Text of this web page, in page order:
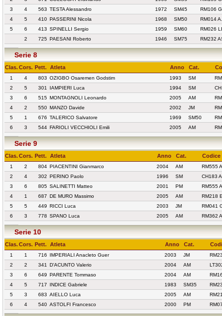
3
4 563 TESTA Alessandro 1972 SM45
RM106
4
5 410 PASSERINI Nicola 1968 SM50
RM014
5
6 413 SPINELLI Sergio 1959 SM60
RM026
2
725 PAESANI Roberto 1946 SM75 RM232
Serie 8
Clas.Cors. Pett. Atleta Anno Cat.
1 4 803 OZIGBO Osaremen Godstim 1993 SM
2
5 301 IAMPIERI Luca 1994 SM
3
6 515 MONTAGNOLI Leonardo 2005 AM
4
2 550 MANZO Davide 2002 JM
5
1 676 TALERICO Salvatore 1969 SM50
6
3 544 FARIOLI VECCHIOLI Emili 2005 AM
Serie 9
Clas.Cors. Pett. Atleta Anno Cat. Codice
1 2 804 PIACENTINI Gianmarco 2004 AM
RM555
2
4 302 PERINO Paolo 1996 SM
CH183
3
6 805 SALINETTI Matteo 2001 PM
RM555
4
1 687 DE MURO Massimo 2005 AM
RM218
5
5 449 RICCI Luca 2003 JM
RM041
6
3 778 SPANO Luca 2005 AM RM362
Serie 10
Clas.Cors. Pett. Atleta Anno Cat.
1 1 716 IMPERIALI Anacleto Guer 2003 JM
2
2 341 D'ACUNTO Valerio 2004 AM
3
6 649 PARENTE Tommaso 2004 AM
4
5 717 INDICE Gabriele 1983 SM35
5
3 683 AIELLO Luca 2005 AM
6
4 540 ASTOLFI Francesco 2000 PM